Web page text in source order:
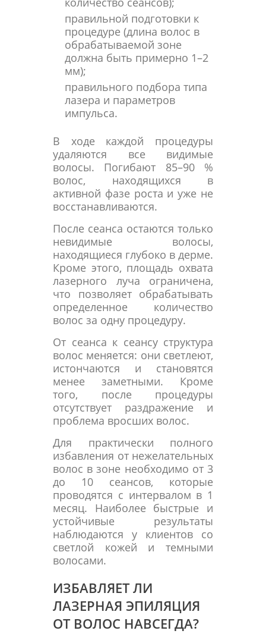
правильной подготовки к
процедуре (длина волос в
обрабатываемой зоне
должна быть примерно 1–2
мм);
правильного подбора типа
лазера и параметров
импульса.
В ходе каждой процедуры
удаляются все видимые
волосы. Погибают 85–90 %
волос, находящихся в
активной фазе роста и уже не
восстанавливаются.
После сеанса остаются только
невидимые волосы,
находящиеся глубоко в дерме.
Кроме этого, площадь охвата
лазерного луча ограничена,
что позволяет обрабатывать
определенное количество
волос за одну процедуру.
От сеанса к сеансу структура
волос меняется: они светлеют,
истончаются и становятся
менее заметными. Кроме
того, после процедуры
отсутствует раздражение и
проблема вросших волос.
Для практически полного
избавления от нежелательных
волос в зоне необходимо от 3
до 10 сеансов, которые
проводятся с интервалом в 1
месяц. Наиболее быстрые и
устойчивые результаты
наблюдаются у клиентов со
светлой кожей и темными
волосами.
ИЗБАВЛЯЕТ ЛИ
ЛАЗЕРНАЯ ЭПИЛЯЦИЯ
ОТ ВОЛОС НАВСЕГДА?